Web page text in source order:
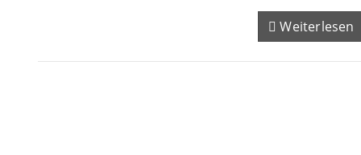
Weiterlesen